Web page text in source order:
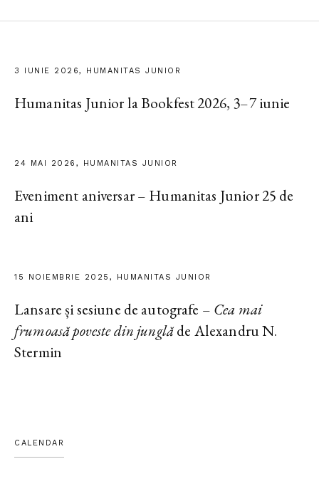
3 IUNIE 2026, HUMANITAS JUNIOR
Humanitas Junior la Bookfest 2026, 3–7 iunie
24 MAI 2026, HUMANITAS JUNIOR
Eveniment aniversar – Humanitas Junior 25 de
ani
15 NOIEMBRIE 2025, HUMANITAS JUNIOR
Lansare și sesiune de autografe – Cea mai
frumoasă poveste din junglăde Alexandru N.
Stermin
CALENDAR